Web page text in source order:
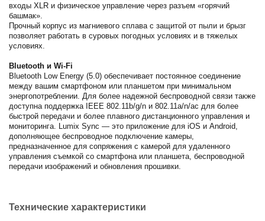
входы XLR и физическое управление через разъем «горячий
башмак».
Прочный корпус из магниевого сплава с защитой от пыли и брызг
позволяет работать в суровых погодных условиях и в тяжелых
условиях.
Bluetooth и Wi-Fi
Bluetooth Low Energy (5.0) обеспечивает постоянное соединение
между вашим смартфоном или планшетом при минимальном
энергопотреблении. Для более надежной беспроводной связи также
доступна поддержка IEEE 802.11b/g/n и 802.11a/n/ac для более
быстрой передачи и более плавного дистанционного управления и
мониторинга. Lumix Sync — это приложение для iOS и Android,
дополняющее беспроводное подключение камеры,
предназначенное для сопряжения с камерой для удаленного
управления съемкой со смартфона или планшета, беспроводной
передачи изображений и обновления прошивки.
Технические характеристики